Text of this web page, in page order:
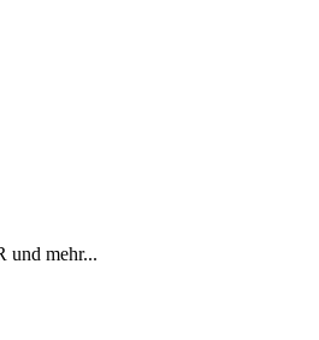
mehr...